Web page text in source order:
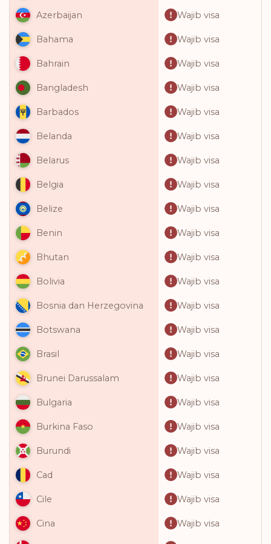
Azerbaijan Wajib visa
Bahama Wajib visa
Bahrain Wajib visa
Bangladesh Wajib visa
Barbados Wajib visa
Belanda Wajib visa
Belarus Wajib visa
Belgia Wajib visa
Belize Wajib visa
Benin Wajib visa
Bhutan Wajib visa
Bolivia Wajib visa
Bosnia dan Herzegovina Wajib visa
Botswana Wajib visa
Brasil Wajib visa
Brunei Darussalam Wajib visa
Bulgaria Wajib visa
Burkina Faso Wajib visa
Burundi Wajib visa
Cad Wajib visa
Cile Wajib visa
Cina Wajib visa